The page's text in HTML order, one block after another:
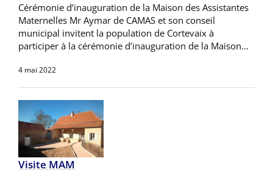
Cérémonie d’inauguration de la Maison des Assistantes
Maternelles Mr Aymar de CAMAS et son conseil
municipal invitent la population de Cortevaix à
participer à la cérémonie d’inauguration de la Maison…
4 mai 2022
Visite MAM